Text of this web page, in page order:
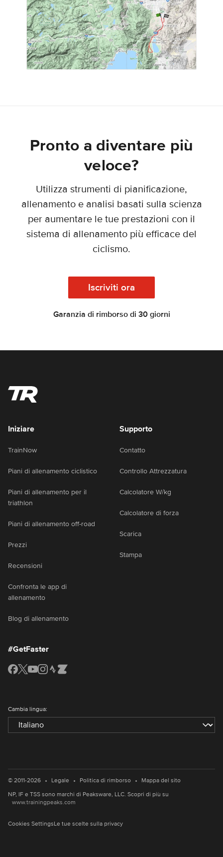
Pronto a diventare più
veloce?
Utilizza strumenti di pianificazione,
allenamento e analisi basati sulla scienza
per aumentare le tue prestazioni con il
sistema di allenamento più efficace del
ciclismo.
Iscriviti ora
Garanzia di rimborso di 30 giorni
Iniziare
TrainNow
Piani di allenamento ciclistico
Piani di allenamento per il
triathlon
Piani di allenamento off-road
Prezzi
Recensioni
Confronta le app di
allenamento
Blog di allenamento
Supporto
Contatto
Controllo Attrezzatura
Calcolatore W/kg
Calcolatore di forza
Scarica
Stampa
#GetFaster
Cambia lingua:
© 2011-2026 • Legale • Politica di rimborso •
Mappa del sito
NP, IF e TSS sono marchi di Peaksware, LLC. Scopri di più su
www.trainingpeaks.com
Cookies SettingsLe tue scelte sulla privacy